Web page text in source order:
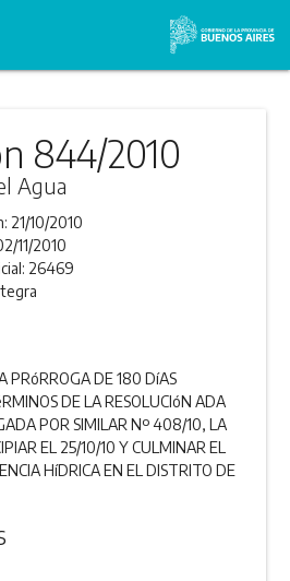
844/2010
Agua
21/10/2010
11/2010
26469
PRóRROGA DE 180 DíAS
DE LA RESOLUCIóN ADA
POR SIMILAR Nº 408/10, LA
EL 25/10/10 Y CULMINAR EL
HíDRICA EN EL DISTRITO DE